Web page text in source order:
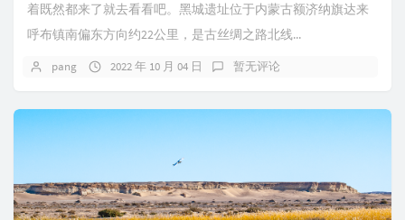
着既然都来了就去看看吧。黑城遗址位于内蒙古额济纳旗达来
呼布镇南偏东方向约22公里，是古丝绸之路北线...
pang 2022 年 10 月 04 日 暂无评论